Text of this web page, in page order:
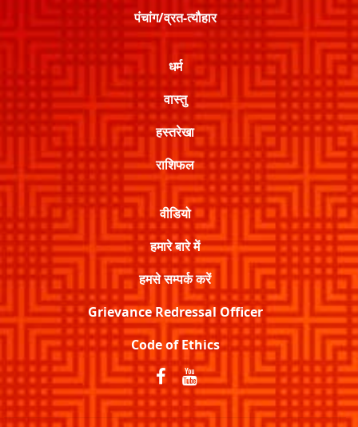
पंचांग/व्रत-त्यौहार
धर्म
वास्तु
हस्तरेखा
राशिफल
वीडियो
हमारे बारे में
हमसे सम्पर्क करें
Grievance Redressal Officer
Code of Ethics